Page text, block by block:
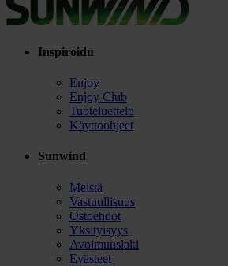
Inspiroidu
Enjoy
Enjoy Club
Tuoteluettelo
Käyttöohjeet
Sunwind
Meistä
Vastuullisuus
Ostoehdot
Yksityisyys
Avoimuuslaki
Evästeet